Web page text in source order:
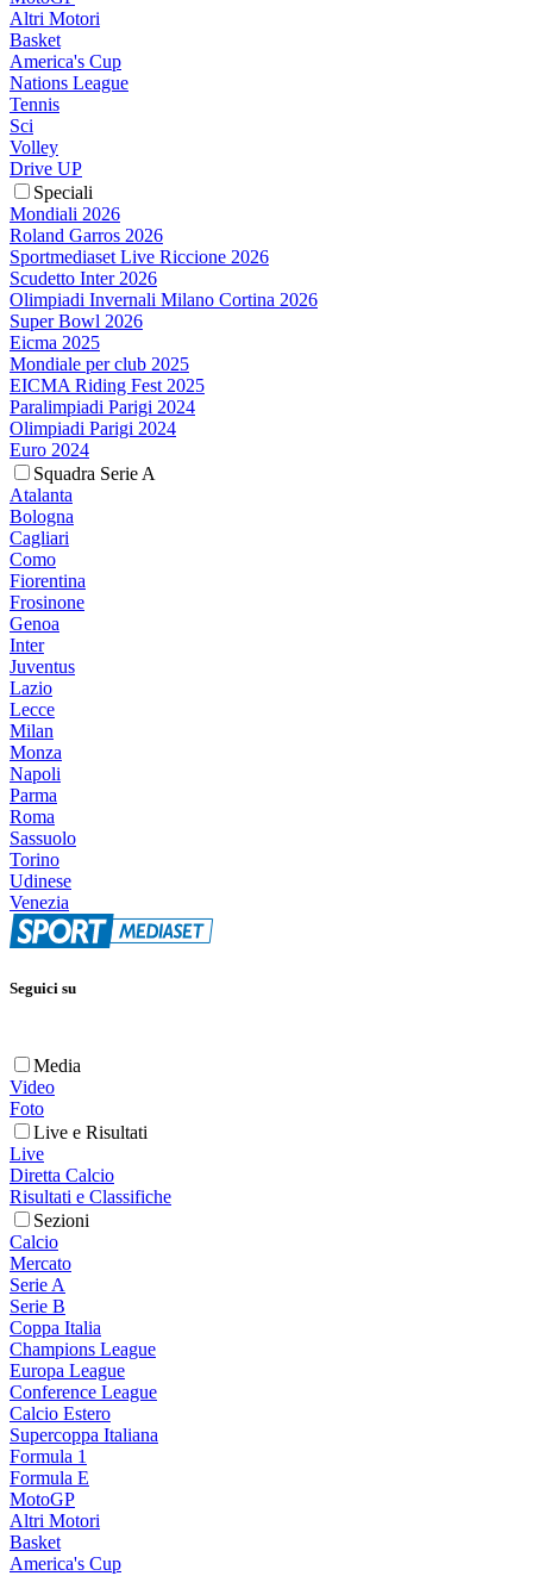
Altri Motori
Basket
America's Cup
Nations League
Tennis
Sci
Volley
Drive UP
Speciali
Mondiali 2026
Roland Garros 2026
Sportmediaset Live Riccione 2026
Scudetto Inter 2026
Olimpiadi Invernali Milano Cortina 2026
Super Bowl 2026
Eicma 2025
Mondiale per club 2025
EICMA Riding Fest 2025
Paralimpiadi Parigi 2024
Olimpiadi Parigi 2024
Euro 2024
Squadra Serie A
Atalanta
Bologna
Cagliari
Como
Fiorentina
Frosinone
Genoa
Inter
Juventus
Lazio
Lecce
Milan
Monza
Napoli
Parma
Roma
Sassuolo
Torino
Udinese
Venezia
Seguici su
Media
Video
Foto
Live e Risultati
Live
Diretta Calcio
Risultati e Classifiche
Sezioni
Calcio
Mercato
Serie A
Serie B
Coppa Italia
Champions League
Europa League
Conference League
Calcio Estero
Supercoppa Italiana
Formula 1
Formula E
MotoGP
Altri Motori
Basket
America's Cup